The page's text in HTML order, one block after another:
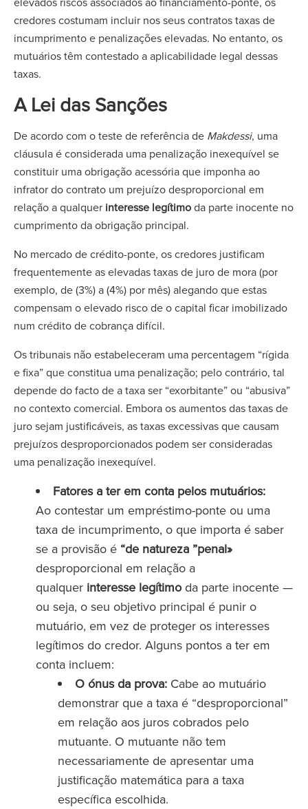
credores costumam incluir nos seus contratos taxas de
incumprimento e penalizações elevadas. No entanto, os
mutuários têm contestado a aplicabilidade legal dessas
taxas.
A Lei das Sanções
De acordo com o teste de referência de Makdessi, uma
cláusula é considerada uma penalização inexequível se
constituir uma obrigação acessória que imponha ao
infrator do contrato um prejuízo desproporcional em
relação a qualquer interesse legítimoda parte inocente no
cumprimento da obrigação principal.
No mercado de crédito-ponte, os credores justificam
frequentemente as elevadas taxas de juro de mora (por
exemplo, de (3%) a (4%) por mês) alegando que estas
compensam o elevado risco de o capital ficar imobilizado
num crédito de cobrança difícil.
Os tribunais não estabeleceram uma percentagem “rígida
e fixa” que constitua uma penalização; pelo contrário, tal
depende do facto de a taxa ser “exorbitante” ou “abusiva”
no contexto comercial. Embora os aumentos das taxas de
juro sejam justificáveis, as taxas excessivas que causam
prejuízos desproporcionados podem ser consideradas
uma penalização inexequível.
Fatores a ter em conta pelos mutuários:
Ao contestar um empréstimo-ponte ou uma
taxa de incumprimento, o que importa é saber
se a provisão é “de natureza ”penal»
desproporcional em relação a
qualquer interesse legítimoda parte inocente —
ou seja, o seu objetivo principal é punir o
mutuário, em vez de proteger os interesses
legítimos do credor. Alguns pontos a ter em
conta incluem:
O ónus da prova: Cabe ao mutuário
demonstrar que a taxa é “desproporcional”
em relação aos juros cobrados pelo
mutuante. O mutuante não tem
necessariamente de apresentar uma
justificação matemática para a taxa
específica escolhida.